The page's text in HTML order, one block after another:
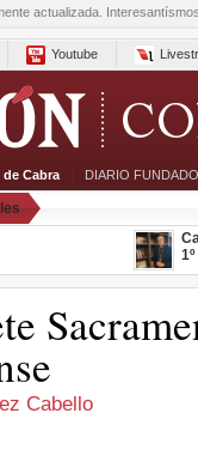
actualizada.
Youtube
Cabra | DIARIO
Cabello